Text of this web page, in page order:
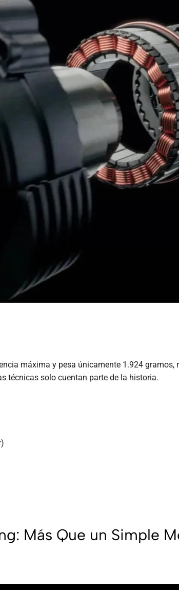
máxima y pesa únicamente 1.924
técnicas solo cuentan parte de la historia.
Más Que un Simple